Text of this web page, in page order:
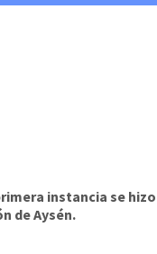
instancia se
de Aysén.